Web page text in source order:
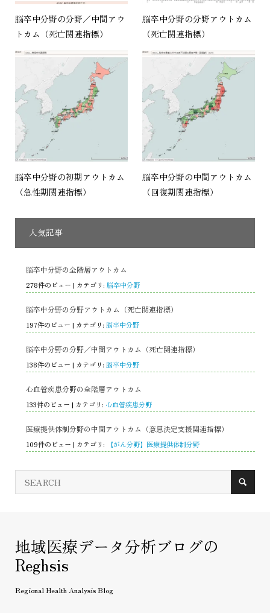
脳卒中分野の分野／中間アウ
トカム（死亡関連指標）
脳卒中分野の分野アウトカム
（死亡関連指標）
脳卒中分野の初期アウトカム
（急性期関連指標）
脳卒中分野の中間アウトカム
（回復期関連指標）
人気記事
脳卒中分野の全階層アウトカム
278件のビュー | カテゴリ: 脳卒中分野
脳卒中分野の分野アウトカム（死亡関連指標）
197件のビュー | カテゴリ: 脳卒中分野
脳卒中分野の分野／中間アウトカム（死亡関連指標）
138件のビュー | カテゴリ: 脳卒中分野
心血管疾患分野の全階層アウトカム
133件のビュー | カテゴリ: 心血管疾患分野
医療提供体制分野の中間アウトカム（意思決定支援関連指標）
109件のビュー | カテゴリ: 【がん分野】医療提供体制分野
地域医療データ分析ブログの
Reghsis
Regional Health Analysis Blog